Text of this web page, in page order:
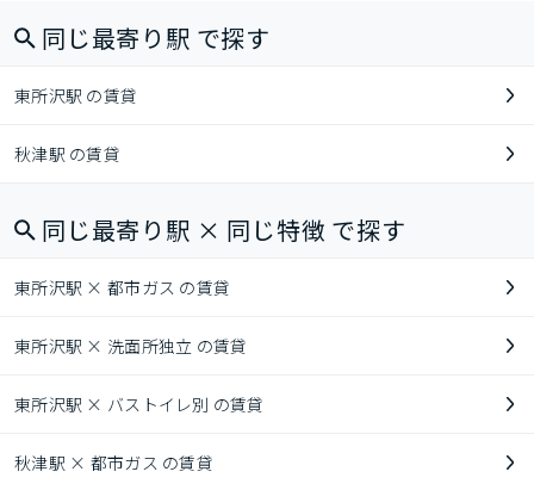
同じ最寄り駅 で探す
東所沢駅 の賃貸
秋津駅 の賃貸
同じ最寄り駅 × 同じ特徴 で探す
東所沢駅 × 都市ガス の賃貸
東所沢駅 × 洗面所独立 の賃貸
東所沢駅 × バストイレ別 の賃貸
秋津駅 × 都市ガス の賃貸